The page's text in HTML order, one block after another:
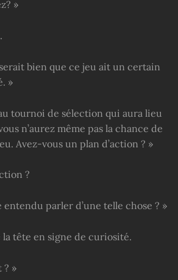
»
bien que ce jeu ait un certain
»
tournoi de sélection qui aura lieu
n’aurez même pas la chance de
Avez-vous un plan d’action ? »
?
entendu parler d’une telle chose ? »
la tête en signe de curiosité.
? »